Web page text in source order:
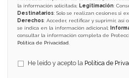
la información solicitada; Legitimación:
Destinatarios: Solo se realizan cesiones si
Derechos: Acceder, rectificar y suprimir, así
se indica en la información adicional;
consultar la información completa de
Política de Privacidad
He leído y acepto la Política de